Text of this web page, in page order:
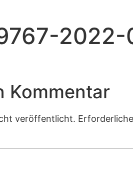
2022-
Kommentar
veröffentlicht.